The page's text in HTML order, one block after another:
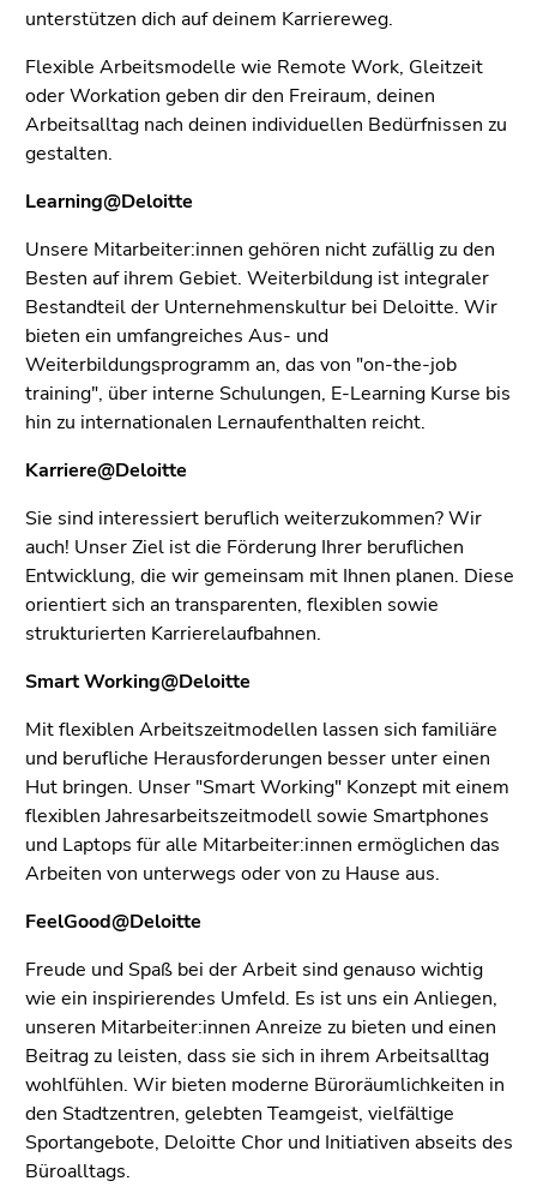
unterstützen dich auf deinem Karriereweg.
Flexible Arbeitsmodelle wie Remote Work, Gleitzeit
oder Workation geben dir den Freiraum, deinen
Arbeitsalltag nach deinen individuellen Bedürfnissen zu
gestalten.
Learning@Deloitte
Unsere Mitarbeiter:innen gehören nicht zufällig zu den
Besten auf ihrem Gebiet. Weiterbildung ist integraler
Bestandteil der Unternehmenskultur bei Deloitte. Wir
bieten ein umfangreiches Aus- und
Weiterbildungsprogramm an, das von "on-the-job
training", über interne Schulungen, E-Learning Kurse bis
hin zu internationalen Lernaufenthalten reicht.
Karriere@Deloitte
Sie sind interessiert beruflich weiterzukommen? Wir
auch! Unser Ziel ist die Förderung Ihrer beruflichen
Entwicklung, die wir gemeinsam mit Ihnen planen. Diese
orientiert sich an transparenten, flexiblen sowie
strukturierten Karrierelaufbahnen.
Smart Working@Deloitte
Mit flexiblen Arbeitszeitmodellen lassen sich familiäre
und berufliche Herausforderungen besser unter einen
Hut bringen. Unser "Smart Working" Konzept mit einem
flexiblen Jahresarbeitszeitmodell sowie Smartphones
und Laptops für alle Mitarbeiter:innen ermöglichen das
Arbeiten von unterwegs oder von zu Hause aus.
FeelGood@Deloitte
Freude und Spaß bei der Arbeit sind genauso wichtig
wie ein inspirierendes Umfeld. Es ist uns ein Anliegen,
unseren Mitarbeiter:innen Anreize zu bieten und einen
Beitrag zu leisten, dass sie sich in ihrem Arbeitsalltag
wohlfühlen. Wir bieten moderne Büroräumlichkeiten in
den Stadtzentren, gelebten Teamgeist, vielfältige
Sportangebote, Deloitte Chor und Initiativen abseits des
Büroalltags.